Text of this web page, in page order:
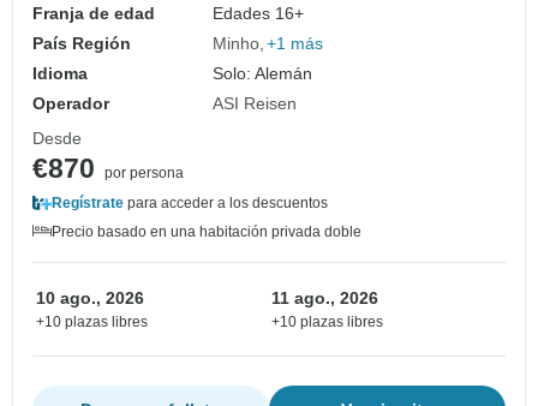
Franja de edad
Edades 16+
País Región
Minho +1 más
Idioma
Solo: Alemán
Operador
ASI Reisen
Desde
€870
por persona
Regístrate para acceder a los descuentos
Precio basado en una habitación privada doble
10 ago., 2026
+10 plazas libres
11 ago., 2026
+10 plazas libres